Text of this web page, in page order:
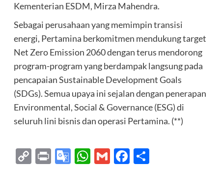
Kementerian ESDM, Mirza Mahendra.
Sebagai perusahaan yang memimpin transisi
energi, Pertamina berkomitmen mendukung target
Net Zero Emission 2060 dengan terus mendorong
program-program yang berdampak langsung pada
pencapaian Sustainable Development Goals
(SDGs). Semua upaya ini sejalan dengan penerapan
Environmental, Social & Governance (ESG) di
seluruh lini bisnis dan operasi Pertamina. (**)
CopyPrintGoogle
WhatsApp
GmailFacebook
Share